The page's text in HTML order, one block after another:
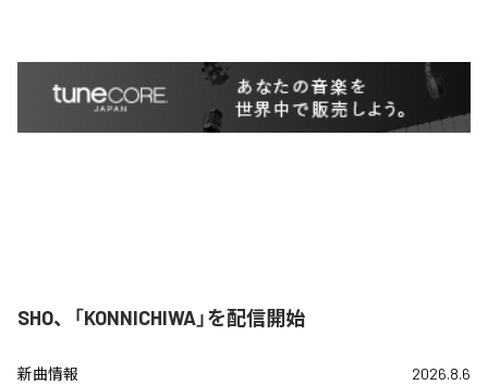
SHO、「KONNICHIWA」を配信開始
新曲情報 2026.8.6